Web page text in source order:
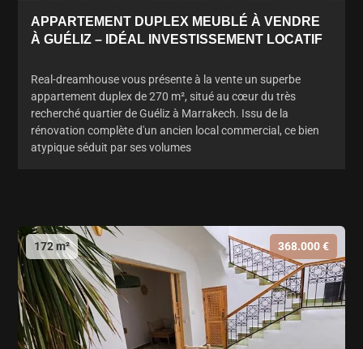
APPARTEMENT DUPLEX MEUBLÉ À VENDRE
À GUÉLIZ – IDÉAL INVESTISSEMENT LOCATIF
Real-dreamhouse vous présente à la vente un superbe
appartement duplex de 270 m², situé au cœur du très
recherché quartier de Guéliz à Marrakech. Issu de la
rénovation complète d'un ancien local commercial, ce bien
atypique séduit par ses volumes
172 m² 368.000 €